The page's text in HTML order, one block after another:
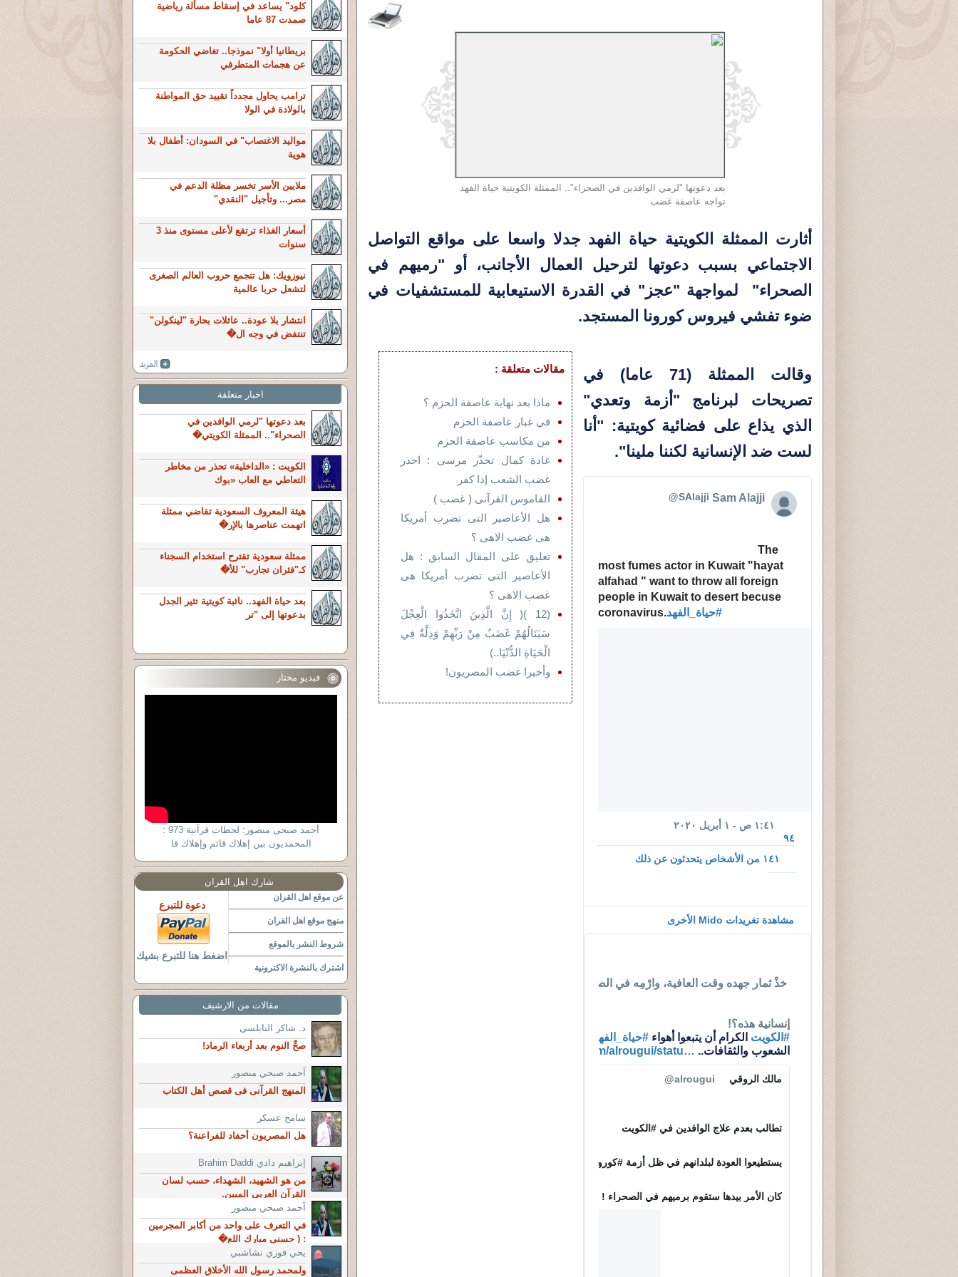
بعد دعوتها "لرمي الوافدين في الصحراء".. الممثلة الكويتية حياة الفهد
تواجه عاصفة غضب
أثارت الممثلة الكويتية حياة الفهد جدلا واسعا على مواقع التواصل
الاجتماعي بسبب دعوتها لترحيل العمال الأجانب، أو "رميهم في
الصحراء" لمواجهة "عجز" في القدرة الاستيعابية للمستشفيات في
ضوء تفشي فيروس كورونا المستجد.
مقالات متعلقة :
ماذا بعد نهاية عاصفة الحزم ؟
في غبار عاصفة الحزم
من مكاسب عاصفة الحزم
غادة كمال تحذّر مرسى : احذر
غضب الشعب إذا كفر
القاموس القرآنى ( غضب )
هل الأعاصير التى تضرب أمريكا
هى غضب الاهى ؟
تعليق على المقال السابق : هل
الأعاصير التى تضرب أمريكا هى
غضب الاهى ؟
(12 )( إِنَّ الَّذِينَ اتَّخَذُوا الْعِجْلَ
سَيَنَالُهُمْ غَضَبٌ مِنْ رَبِّهِمْ وَذِلَّةٌ فِي
الْحَيَاةِ الدُّنْيَا..)
وأخيرا غضب المصريون!
وقالت الممثلة (71 عاما) في
تصريحات لبرنامج "أزمة وتعدي"
الذي يذاع على فضائية كويتية: "أنا
لست ضد الإنسانية لكننا ملينا".
Sam Alajji
@SAlajji
most fumes actor in Kuwait "hayat
alfahad " want to throw all foreign
people in Kuwait to desert becuse
coronavirus.
#حياة_الفهد
٩٤
١:٤١ ص - ١ أبريل ٢٠٢٠
١٤١ من الأشخاص يتحدثون عن ذلك
لإعلانات
تويتر
مشاهدة تغريدات Mido الأخرى
إنسانية هذه؟!
# الكويت الكرام أن يتبعوا أهواء #حياة_الفهد
الشعوب والثقافات..
h
t
/
twitter.com/alrougui/statu…
مالك الروقي ✔
@alrougui
تطالب بعدم علاج الوافدين في # الكويت
يستطيعوا العودة لبلدانهم في ظل أزمة #كورونا
كان الأمر بيدها ستقوم برميهم في الصحراء !
كلود" يساعد في إسقاط مسألة رياضية
صمدت 87 عاما
بريطانيا أولا" نموذجا.. تغاضي الحكومة
عن هجمات المتطرفي
ترامب يحاول مجدداً تقييد حق المواطنة
بالولادة في الولا
مواليد الاغتصاب" في السودان: أطفال بلا
هوية
ملايين الأسر تخسر مظلة الدعم في
مصر... وتأجيل "النقدي"
أسعار الغذاء ترتقع لأعلى مستوى منذ 3
سنوات
نيوزويك: هل تتجمع حروب العالم الصغرى
لتشعل حربا عالمية
انتشار بلا عودة.. عائلات بحارة "لينكولن"
تنتفض في وجه ال�
اخبار متعلقة
بعد دعوتها "لرمي الوافدين في
الصحراء".. الممثلة الكويتي�
الكويت : «الداخلية» تحذر من مخاطر
التعاطي مع العاب «بوك
هيئة المعروف السعودية تقاضي ممثلة
اتهمت عناصرها بالإر�
ممثلة سعودية تقترح استخدام السجناء
كـ"فئران تجارب" للأ�
بعد حياة الفهد.. نائبة كويتية تثير الجدل
بدعوتها إلى "تر
فيديو مختار
أحمد صبحى منصور: لحظات قرآنية 973 :
المحمديون بين إهلاك قائم وإهلاك قا
شارك اهل القران
عن موقع اهل القران
منهج موقع اهل القران
شروط النشر بالموقع
اشترك بالنشرة الاكترونية
دعوة للتبرع
اضغط هنا للتبرع بشيك
مقالات من الارشيف
د. شاكر النابلسي
صحِّ النوم بعد أربعاء الرماد!
آحمد صبحي منصور
المنهج القرآنى فى قصص أهل الكتاب
سامح عسكر
هل المصريون أحفاد للفراعنة؟
إبراهيم دادي Brahim Daddi
من هو الشهيد، الشهداء، حسب لسان
القرآن العربي المبين.
آحمد صبحي منصور
في التعرف على واحد من أكابر المجرمين
: ( حسنى مبارك اللع�
يحي فوزي نشاشبي
ولمحمد رسول الله الأخلاق العظمى